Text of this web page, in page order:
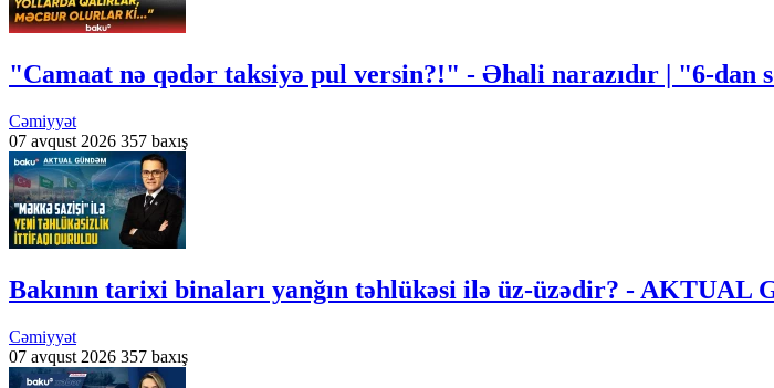
"Camaat nə qədər taksiyə pul versin?!" - Əhali narazıdır | "6-dan
Cəmiyyət
07 avqust 2026 357 baxış
Bakının tarixi binaları yanğın təhlükəsi ilə üz-üzədir? - AKTUAL
Cəmiyyət
07 avqust 2026 357 baxış